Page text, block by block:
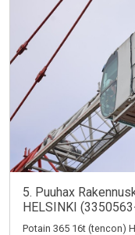
5. Puuhax
HELSINKI
Potain 365 16t (tencon)